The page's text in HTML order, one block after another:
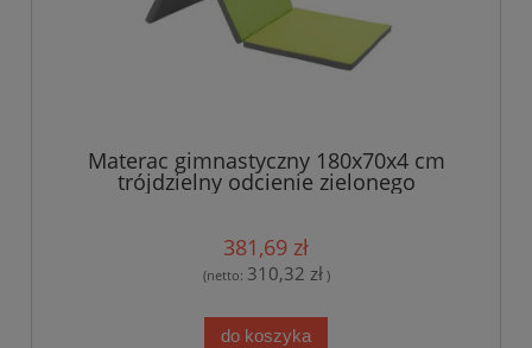
Materac gimnastyczny 180x70x4 cm
trójdzielny odcienie zielonego
381,69 zł
(netto: 310,32 zł)
do koszyka